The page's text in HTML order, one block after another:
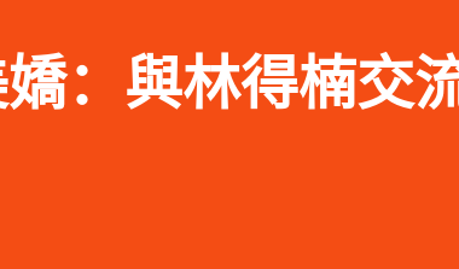
：與林得楠交